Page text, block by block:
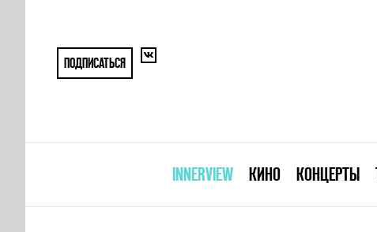
ПОДПИСАТЬСЯ
INNERVIEW КИНО КОНЦЕРТЫ